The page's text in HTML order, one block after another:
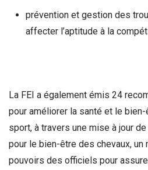
prévention et gestion des
affecter l’aptitude à la
La FEI a également émis 24
pour améliorer la santé et le
sport, à travers une mise à jour
pour le bien-être des chevaux, un
pouvoirs des officiels pour